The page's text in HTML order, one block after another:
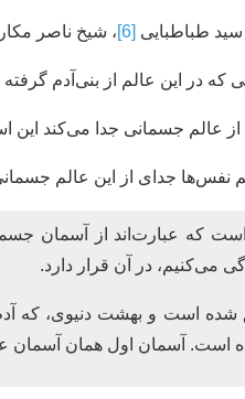
طباطبایی [6] ، شیخ ناصر
که در این عالم از بنی‌آدم
عالم جسمانی جدا می‌کند این
نفس‌ها جدای از این عالم
که عبارت‌اند از آسمان
می‌کنیم، در آن قرار دارد.
است و بهشت دنیوی، که
شده است. آسمان اول همان